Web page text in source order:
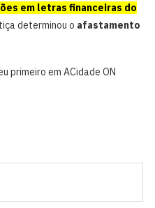
em letras financeiras do
determinou o afastamento
primeiro em ACidade ON